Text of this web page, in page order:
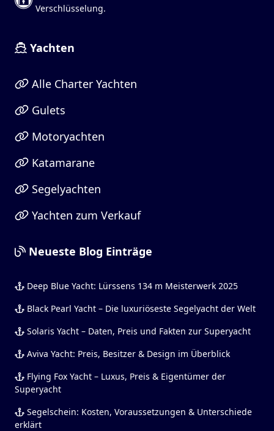
Verschlüsselung.
Yachten
Alle Charter Yachten
Gulets
Motoryachten
Katamarane
Segelyachten
Yachten zum Verkauf
Neueste Blog Einträge
Deep Blue Yacht: Lürssens 134 m Meisterwerk 2025
Black Pearl Yacht – Die luxuriöseste Segelyacht der Welt
Solaris Yacht – Daten, Preis und Fakten zur Superyacht
Aviva Yacht: Preis, Besitzer & Design im Überblick
Flying Fox Yacht – Luxus, Preis & Eigentümer der
Superyacht
Segelschein: Kosten, Voraussetzungen & Unterschiede
erklärt